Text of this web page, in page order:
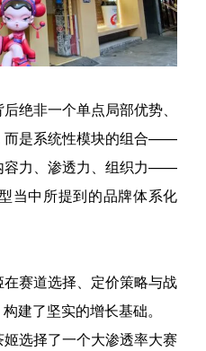
绝非一个单点局部优势、
而是系统性模块的组合——
容力、渗透力、组织力——
当中所提到的品牌体系化
赛道选择、定价策略与战
建了坚实的增长基础。
选择了一个大渗透率大赛